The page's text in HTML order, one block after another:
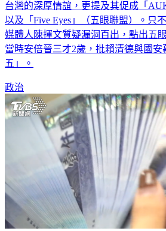
台灣的深厚情誼，更提及其促成「
以及「Five Eyes」（五眼聯盟）。只
媒體人陳揮文質疑漏洞百出，點出五
當時安倍晉三才2歲，批賴清德與國安
五」。
政治